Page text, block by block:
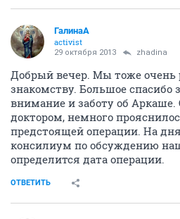
ГалинаА
activist
29 октября 2013 zhadina
Добрый вечер. Мы тоже
знакомству. Большое спасибо
внимание и заботу об Аркаше.
доктором, немного
предстоящей операции. На
консилиум по обсуждению
определится дата операции.
ОТВЕТИТЬ